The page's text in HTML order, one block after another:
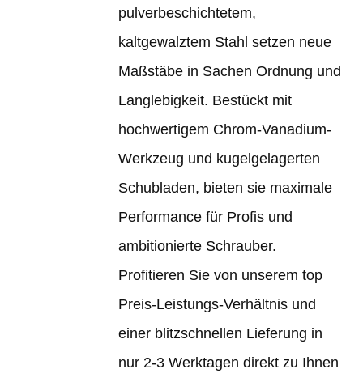
pulverbeschichtetem,
kaltgewalztem Stahl setzen neue
Maßstäbe in Sachen Ordnung und
Langlebigkeit. Bestückt mit
hochwertigem Chrom-Vanadium-
Werkzeug und kugelgelagerten
Schubladen, bieten sie maximale
Performance für Profis und
ambitionierte Schrauber.
Profitieren Sie von unserem top
Preis-Leistungs-Verhältnis und
einer blitzschnellen Lieferung in
nur 2-3 Werktagen direkt zu Ihnen